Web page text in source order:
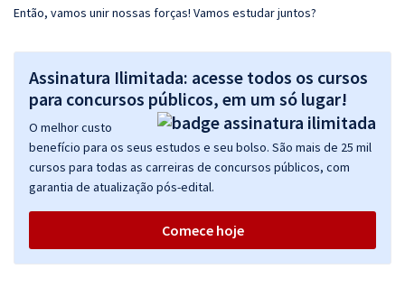
Então, vamos unir nossas forças! Vamos estudar juntos?
Assinatura Ilimitada: acesse todos os cursos
para concursos públicos, em um só lugar!
O melhor custo
benefício para os seus estudos e seu bolso. São mais de 25 mil
cursos para todas as carreiras de concursos públicos, com
garantia de atualização pós-edital.
Comece hoje